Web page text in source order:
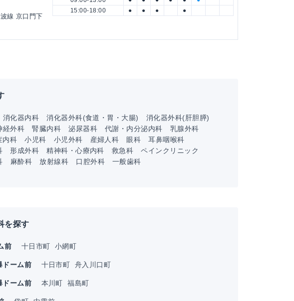
線 京口門下
15:00-18:00
● ● ● ●
消化器内科 消化器外科(食道・胃・大腸)
消化器外科(肝胆膵)
経外科 腎臓内科 泌尿器科 代謝・内分泌内科
乳腺外科
内科 小児科 小児外科 産婦人科 眼科
耳鼻咽喉科
形成外科 精神科・心療内科 救急科
ペインクリニック
麻酔科 放射線科 口腔外科 一般歯科
を探す
前 十日市町 小網町
ドーム前 十日市町 舟入川口町
ドーム前 本川町 福島町